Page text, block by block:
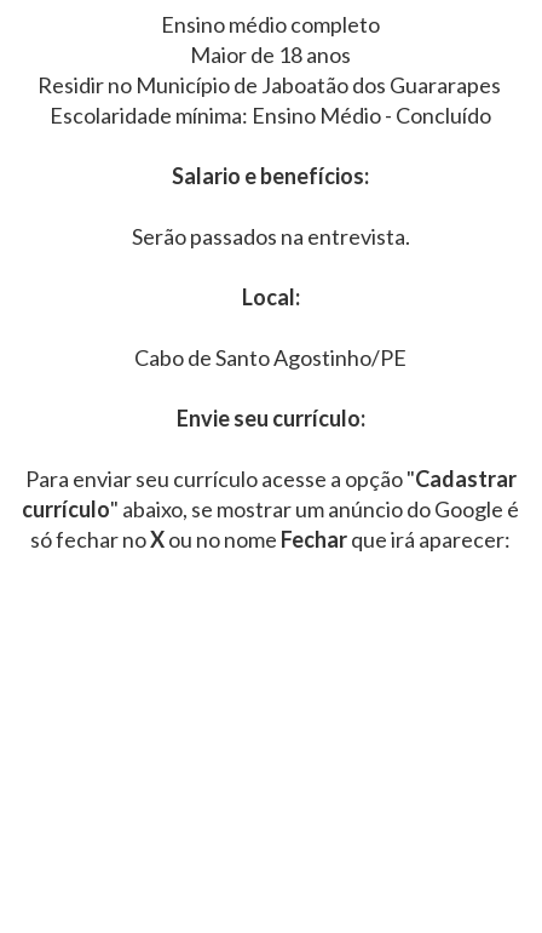
Ensino médio completo
Maior de 18 anos
Residir no Município de Jaboatão dos Guararapes
Escolaridade mínima: Ensino Médio - Concluído
Salario e benefícios:
Serão passados na entrevista.
Local:
Cabo de Santo Agostinho/PE
Envie seu currículo:
Para enviar seu currículo acesse a opção "Cadastrar
currículo" abaixo, se mostrar um anúncio do Google é
só fechar noXou no nome Fecharque irá aparecer: